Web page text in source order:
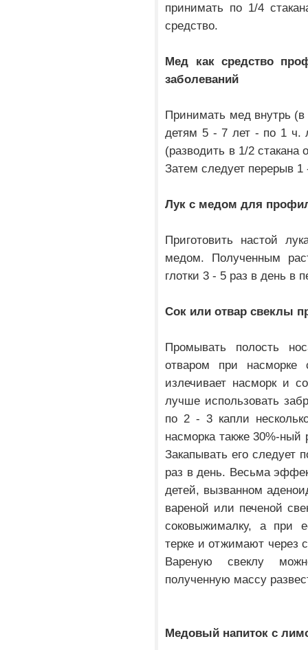
принимать по 1/4
средство.
Мед как средство
заболеваний
Принимать мед внутрь (в
детям 5 - 7 лет - по 1 ч.
(разводить в 1/2 стакана
Затем следует перерыв 1
Лук с медом для
Приготовить настой
медом. Полученным
глотки 3 - 5 раз в день в
Сок или отвар свеклы
Промывать полость
отваром при
излечивает насморк и
лучше использовать
по 2 - 3 капли
насморка также 30%-ный
Закапывать его следует
раз в день. Весьма
детей, вызванном
вареной или печеной
соковыжималку, а при
терке и отжимают через
Вареную свеклу
полученную массу
Медовый напиток с